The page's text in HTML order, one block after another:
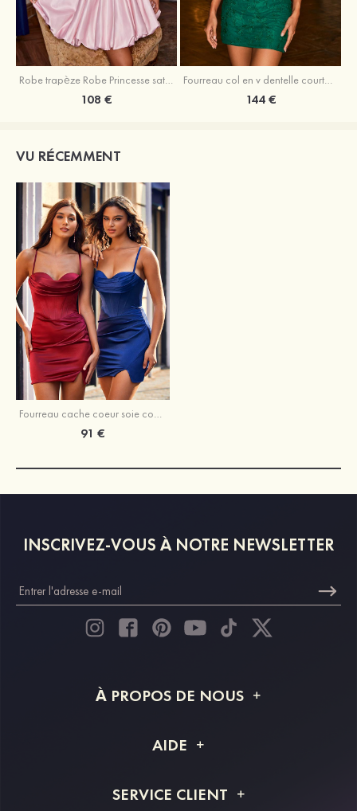
Robe trapèze Robe Princesse satin sans manches courte/mini robe de fête de la rentrée
108 €
Fourreau col en v dentelle courte/mini robe de fête de la rentré avec perles
144 €
VU RÉCEMMENT
Fourreau cache coeur soie comme du satin courte/mini robe de fête de la rentrée
91 €
INSCRIVEZ-VOUS À NOTRE NEWSLETTER
À PROPOS DE NOUS
Livraison
AIDE
Retour et remboursement
SERVICE CLIENT